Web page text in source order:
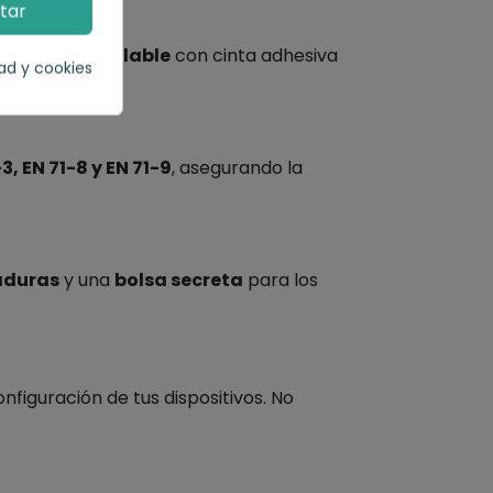
cartón reciclablecon cinta adhesiva
EN 71-8 y EN 71-9, asegurando la
y una bolsa secreta para los
de tus dispositivos. No
y cookies